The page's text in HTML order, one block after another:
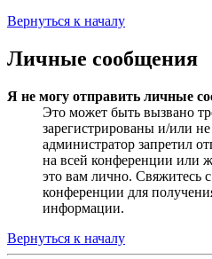
Вернуться к началу
Личные сообщения
Я не могу отправить личные
Это может быть вызвано
зарегистрированы и/или
администратор запретил
на всей конференции или
это вам лично. Свяжитесь
конференции для
информации.
Вернуться к началу